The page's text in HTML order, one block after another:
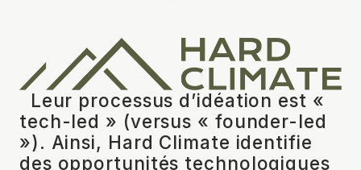
Leur processus d’idéation est «
tech-led » (versus « founder-led
»). Ainsi, Hard Climate identifie
des opportunités technologiques